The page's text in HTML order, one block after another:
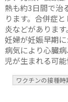
熱も約3日間で治
ります。合併症
炎などがあります。
妊婦が妊娠早期
病気により心臓
児が生まれる可能
ワクチンの接種時